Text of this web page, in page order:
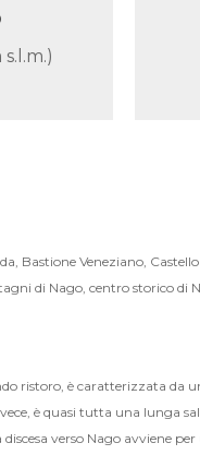
Bastione Veneziano,
di Nago, centro storico di
ristoro, è caratterizzata da
è quasi tutta una lunga
verso Nago avviene